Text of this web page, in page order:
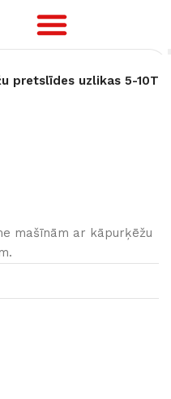
pretslīdes uzlikas 5-10T
mašīnām ar kāpurķēžu